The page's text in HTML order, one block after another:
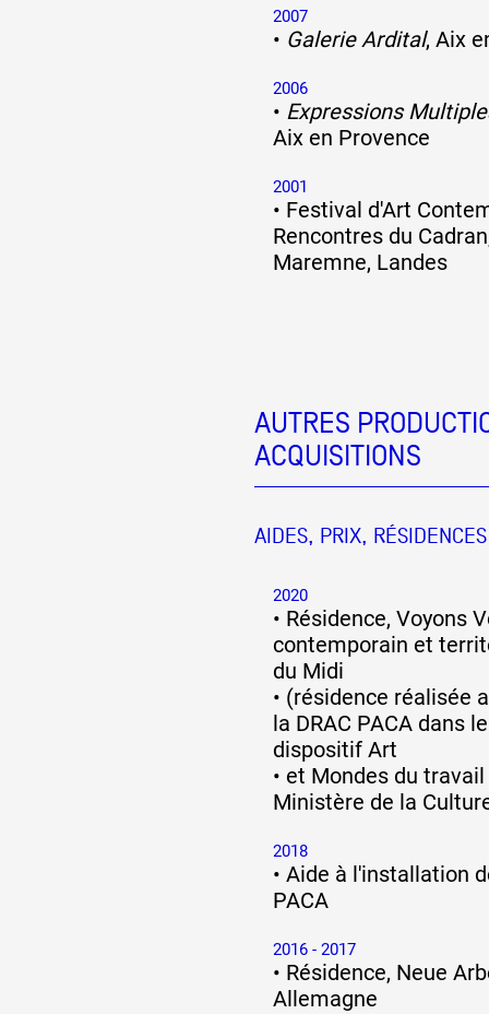
2007
• Galerie Ardital, Aix
2006
• Expressions
Aix en Provence
2001
• Festival d'Art
Rencontres du
Maremne, Landes
AUTRES
ACQUISITIONS
AIDES, PRIX, RÉSIDENCES
2020
• Résidence, Voyons
contemporain et
du Midi
• (résidence réalisée
la DRAC PACA dans
dispositif Art
• et Mondes du
Ministère de la
2018
• Aide à l'installation
PACA
2016 - 2017
• Résidence, Neue
Allemagne